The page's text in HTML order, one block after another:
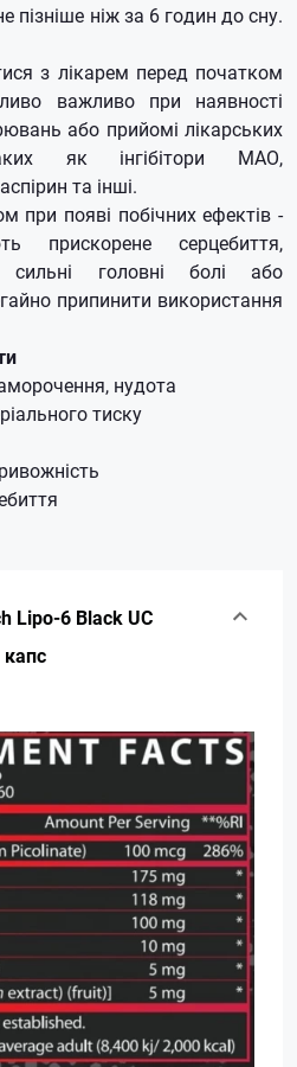
пізніше ніж за 6 годин до сну.
з лікарем перед початком
важливо при наявності
або прийомі лікарських
як інгібітори МАО,
та інші.
при появі побічних ефектів -
прискорене серцебиття,
сильні головні болі або
припинити використання
нудота
тиску
Lipo-6 Black UC
капс